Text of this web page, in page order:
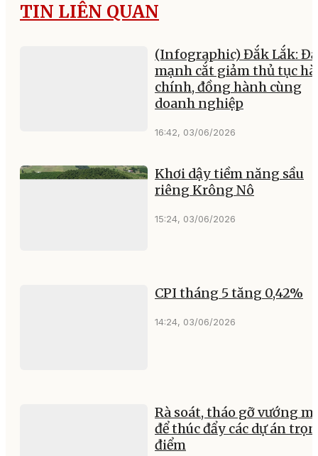
TIN LIÊN QUAN
(Infographic) Đắk Lắk:
mạnh cắt giảm thủ tục
chính, đồng hành cùng
doanh nghiệp
16:42, 03/06/2026
Khơi dậy tiềm năng sầu
riêng Krông Nô
15:24, 03/06/2026
CPI tháng 5 tăng 0,42%
14:24, 03/06/2026
Rà soát, tháo gỡ vướng
để thúc đẩy các dự án
điểm